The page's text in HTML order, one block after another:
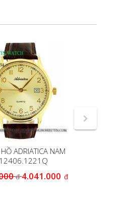
ADRIATICA NAM
đ 4.041.000 đ